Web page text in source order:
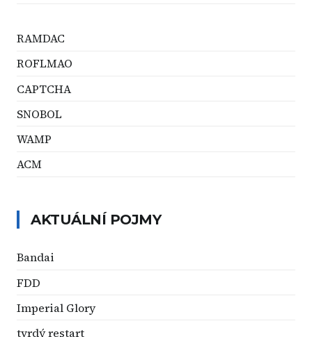
RAMDAC
ROFLMAO
CAPTCHA
SNOBOL
WAMP
ACM
AKTUÁLNÍ POJMY
Bandai
FDD
Imperial Glory
tvrdý restart